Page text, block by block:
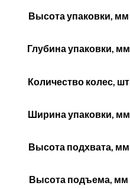
Высота упаковки, мм
Глубина упаковки, мм
Количество колес, шт
Ширина упаковки, мм
Высота подхвата, мм
Высота подъема, мм